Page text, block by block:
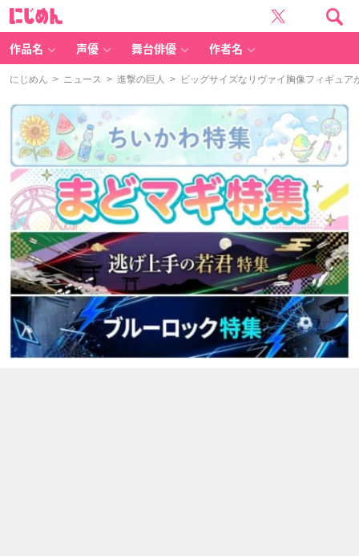
作品名 声優 舞台俳優 作者名
にじめん > ニュース > 進撃の巨人 > ビッグサイズなリヴァイ胸像フィギュア